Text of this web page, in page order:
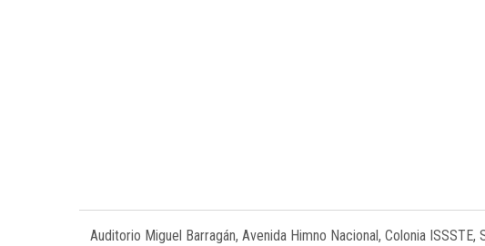
Auditorio Miguel Barragán, Avenida Himno Nacional, Colonia